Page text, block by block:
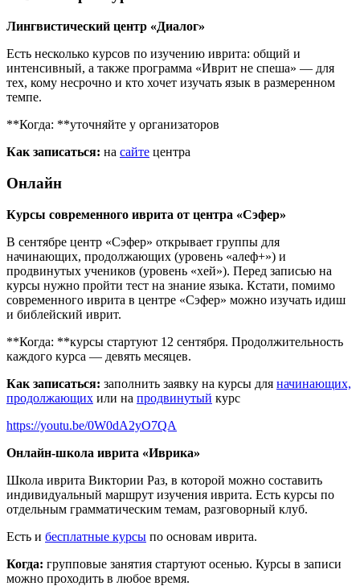
Лингвистический центр «Диалог»
Есть несколько курсов по изучению иврита: общий и
интенсивный, а также программа «Иврит не спеша» — для
тех, кому несрочно и кто хочет изучать язык в размеренном
темпе.
**Когда: **уточняйте у организаторов
Как записаться: на сайте центра
Онлайн
Курсы современного иврита от центра «Сэфер»
В сентябре центр «Сэфер» открывает группы для
начинающих, продолжающих (уровень «алеф+») и
продвинутых учеников (уровень «хей»). Перед записью на
курсы нужно пройти тест на знание языка. Кстати, помимо
современного иврита в центре «Сэфер» можно изучать идиш
и библейский иврит.
**Когда: **курсы стартуют 12 сентября. Продолжительность
каждого курса — девять месяцев.
Как записаться: заполнить заявку на курсы для начинающих,
продолжающих или на продвинутый курс
https://youtu.be/0W0dA2yO7QA
Онлайн-школа иврита «Иврика»
Школа иврита Виктории Раз, в которой можно составить
индивидуальный маршрут изучения иврита. Есть курсы по
отдельным грамматическим темам, разговорный клуб.
Есть и бесплатные курсы по основам иврита.
Когда: групповые занятия стартуют осенью. Курсы в записи
можно проходить в любое время.